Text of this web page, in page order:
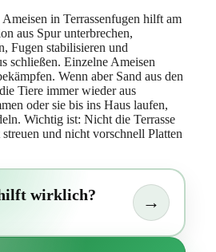
Ameisen in Terrassenfugen hilft am
aus Spur unterbrechen,
Fugen stabilisieren und
schließen. Einzelne Ameisen
Wenn aber Sand aus den
Tiere immer wieder aus
oder sie bis ins Haus laufen,
Wichtig ist: Nicht die Terrasse
und nicht vorschnell Platten
wirklich? →